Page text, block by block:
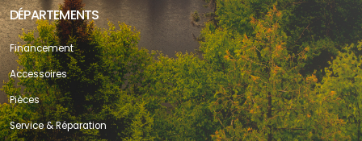
DÉPARTEMENTS
Financement
Accessoires
Pièces
Service & Réparation